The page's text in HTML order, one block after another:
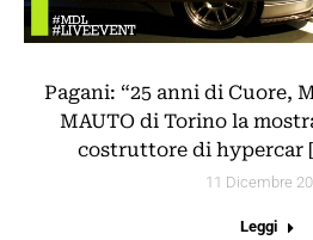
Pagani: “25 anni di Cuore,
MAUTO di Torino la
costruttore di hypercar
11 Dicembre
Leggi